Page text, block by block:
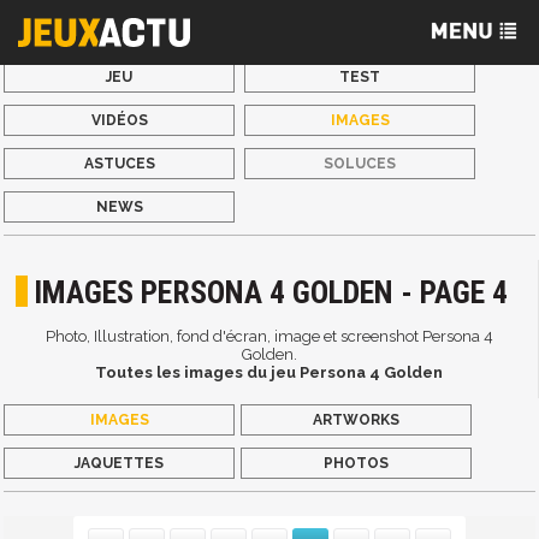
JEU TEST
VIDÉOS IMAGES
ASTUCES SOLUCES
NEWS
IMAGES PERSONA 4 GOLDEN - PAGE 4
Photo, Illustration, fond d'écran, image et screenshot Persona 4
Golden.
Toutes les images du jeu Persona 4 Golden
IMAGES ARTWORKS
JAQUETTES PHOTOS